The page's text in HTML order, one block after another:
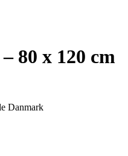
80 x 120 cm
Danmark